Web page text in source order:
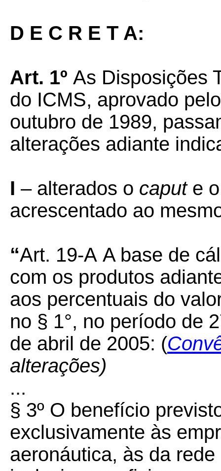
D E C R E T A:
Art. 1º As Disposições
do ICMS, aprovado
outubro de 1989,
alterações adiante
I – alterados o capute o
acrescentado ao
“Art. 19-A A base de
com os produtos
aos percentuais do
no § 1°, no período de
de abril de 2005: (
alterações)
...
§ 3º O benefício
exclusivamente às
aeronáutica, às da